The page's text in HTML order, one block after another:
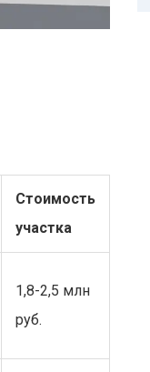
Стоимость
участка
1,8-2,5 млн
руб.